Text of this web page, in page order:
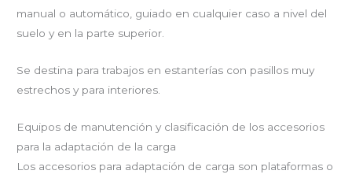
manual o automático, guiado en cualquier caso a nivel del
suelo y en la parte superior.
Se destina para trabajos en estanterías con pasillos muy
estrechos y para interiores.
Equipos de manutención y clasificación de los accesorios
para la adaptación de la carga
Los accesorios para adaptación de carga son plataformas o